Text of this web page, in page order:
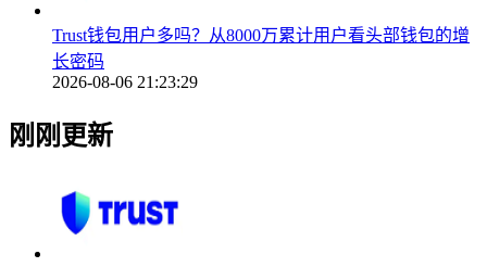
Trust钱包用户多吗？从8000万累计用户看头部钱包的增
长密码
2026-08-06 21:23:29
刚刚更新